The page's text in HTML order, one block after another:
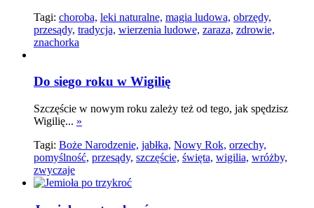
Tagi: choroba, leki naturalne, magia ludowa, obrzędy,
przesądy, tradycja, wierzenia ludowe, zaraza, zdrowie,
znachorka
Do siego roku w Wigilię
Szczęście w nowym roku zależy też od tego, jak spędzisz
Wigilię... »
Tagi: Boże Narodzenie, jabłka, Nowy Rok, orzechy,
pomyślność, przesądy, szczęście, święta, wigilia, wróżby,
zwyczaje